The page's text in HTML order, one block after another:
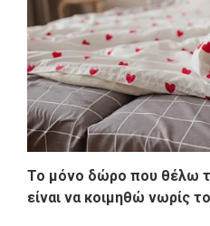
Το μόνο δώρο που θέλω
είναι να κοιμηθώ νωρίς